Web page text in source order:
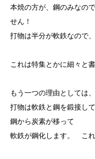
本焼の方が、鋼のみなの
せん！
打物は半分が軟鉄なので
これは特集とかに細々と
もう一つの理由としては
打物は軟鉄と鋼を鍛接し
鋼から炭素が移って
軟鉄が鋼化します。 これ